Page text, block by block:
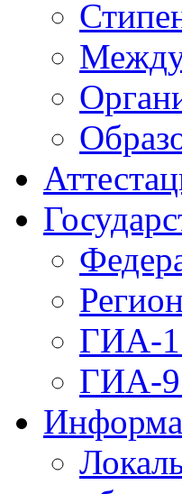
ГИА-
ГИА-